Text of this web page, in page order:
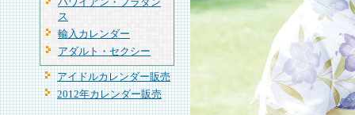
ス
輸入カレンダー
アダルト・セクシー
アイドルカレンダー販売
2012年カレンダー販売